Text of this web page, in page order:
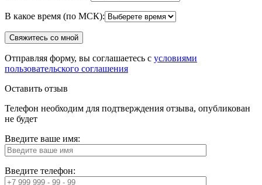
В какое время (по МСК):
Отправляя форму, вы соглашаетесь с условиями
пользовательского соглашения
Оставить отзыв
Телефон необходим для подтверждения отзыва, опубликован
не будет
Введите ваше имя:
Введите телефон: